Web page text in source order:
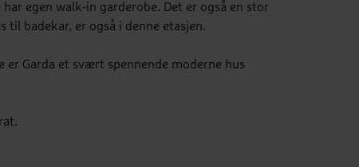
egen walk-in garderobe. Det er også en stor
badekar, er også i denne etasjen.
Garda et svært spennende moderne hus